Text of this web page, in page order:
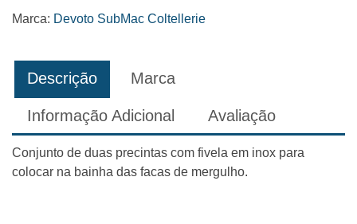
Fivela
Marca: Devoto SubMac Coltellerie
Descrição Marca
Informação Adicional Avaliação
Conjunto de duas precintas com fivela em inox para
colocar na bainha das facas de mergulho.